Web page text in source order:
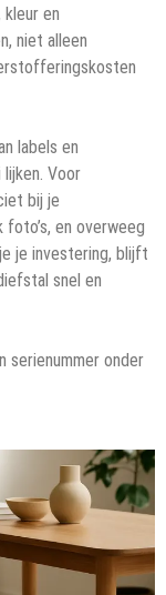
en
niet alleen
labels en
Voor
bij je
en overweeg
je investering, blijft
snel en
serienummer onder